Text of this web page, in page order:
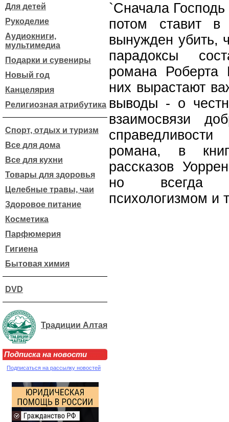
Для детей
Рукоделие
Аудиокниги,
мультимедиа
Подарки и сувениры
Новый год
Канцелярия
Религиозная атрибутика
Спорт, отдых и туризм
Все для дома
Все для кухни
Товары для здоровья
Целебные травы, чаи
Здоровое питание
Косметика
Парфюмерия
Гигиена
Бытовая химия
DVD
Традиции Алтая
Подписка на новости
Подписаться на рассылку новостей
`Сначала Господь
потом ставит
вынужден убить,
парадоксы
романа Роберта
них вырастают
выводы - о
взаимосвязи
романа, в
рассказов
но всегда
психологизмом и